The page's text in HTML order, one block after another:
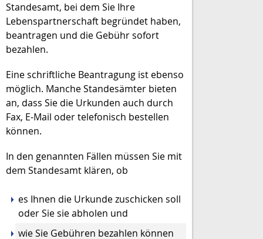
Standesamt, bei dem Sie Ihre
Lebenspartnerschaft begründet haben,
beantragen und die Gebühr sofort
bezahlen.
Eine schriftliche Beantragung ist ebenso
möglich. Manche Standesämter bieten
an, dass Sie die Urkunden auch durch
Fax, E-Mail oder telefonisch bestellen
können.
In den genannten Fällen müssen Sie mit
dem Standesamt klären, ob
es Ihnen die Urkunde zuschicken soll
oder Sie sie abholen und
wie Sie Gebühren bezahlen können